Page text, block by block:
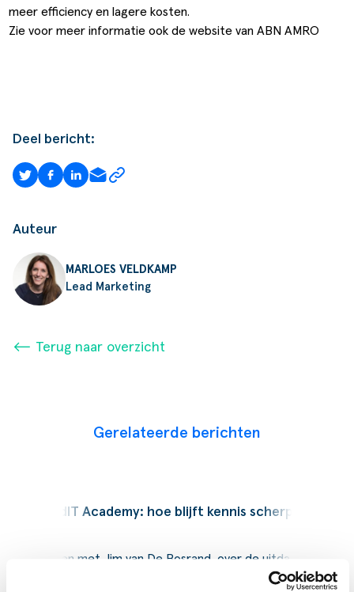
meer efficiency en lagere kosten.
Zie voor meer informatie ook dewebsite van ABN AMRO
Deel bericht:
Auteur
MARLOES VELDKAMP
Lead Marketing
⟵ Terug naar overzicht
Gerelateerde berichten
SucceedIT Academy: hoe blijft kennis scherp
Wij spraken met Jim van De Bosrand, over de uitdagingen,
de keuzes en de resultaten van deze strategische stap naar